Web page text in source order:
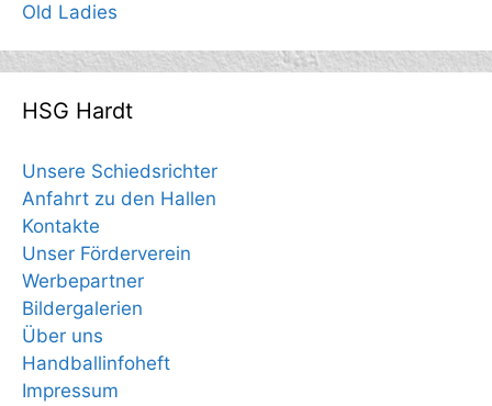
Old Ladies
HSG Hardt
Unsere Schiedsrichter
Anfahrt zu den Hallen
Kontakte
Unser Förderverein
Werbepartner
Bildergalerien
Über uns
Handballinfoheft
Impressum